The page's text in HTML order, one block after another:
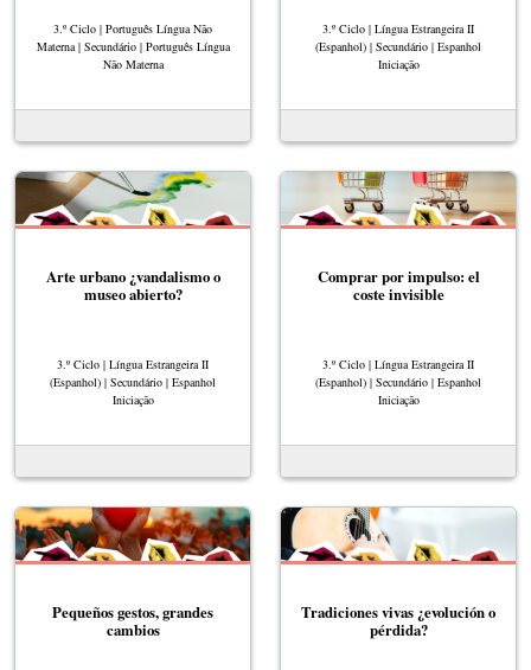
3.º Ciclo | Português Língua Não
Materna | Secundário | Português Língua
Não Materna
3.º Ciclo | Língua Estrangeira II
(Espanhol) | Secundário | Espanhol
Iniciação
Arte urbano ¿vandalismo o
museo abierto?
3.º Ciclo | Língua Estrangeira II
(Espanhol) | Secundário | Espanhol
Iniciação
Comprar por impulso: el
coste invisible
3.º Ciclo | Língua Estrangeira II
(Espanhol) | Secundário | Espanhol
Iniciação
Pequeños gestos, grandes
cambios
Tradiciones vivas ¿evolución o
pérdida?